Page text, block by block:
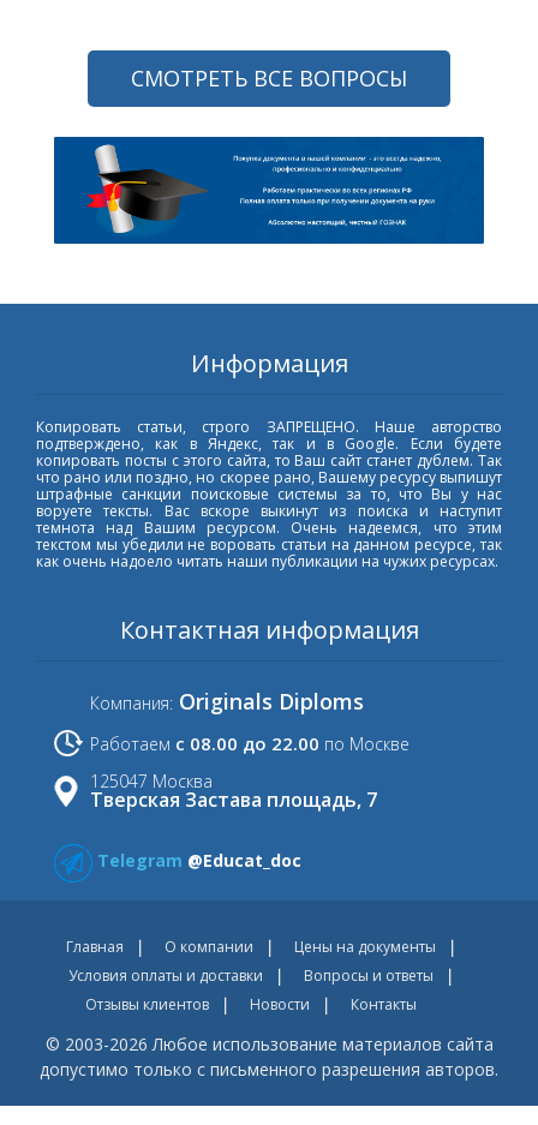
СМОТРЕТЬ ВСЕ ВОПРОСЫ
Информация
Копировать статьи, строго ЗАПРЕЩЕНО. Наше авторство
подтверждено, как в Яндекс, так и в Google. Если будете
копировать посты с этого сайта, то Ваш сайт станет дублем. Так
что рано или поздно, но скорее рано, Вашему ресурсу выпишут
штрафные санкции поисковые системы за то, что Вы у нас
воруете тексты. Вас вскоре выкинут из поиска и наступит
темнота над Вашим ресурсом. Очень надеемся, что этим
текстом мы убедили не воровать статьи на данном ресурсе, так
как очень надоело читать наши публикации на чужих ресурсах.
Контактная информация
Компания: Originals Diploms
Работаем с 08.00 до 22.00 по Москве
125047 Москва
Тверская Застава площадь, 7
Telegram @Educat_doc
Главная О компании
Цены на документы
Условия оплаты и доставки
Вопросы и ответы
Отзывы клиентов
Новости Контакты
© 2003-2026 Любое использование материалов сайта
допустимо только с письменного разрешения авторов.